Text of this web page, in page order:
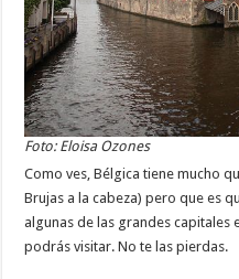
Foto: Eloisa Ozones
Como ves, Bélgica tiene mucho
Brujas a la cabeza) pero que es
algunas de las grandes capitales
podrás visitar. No te las pierdas.